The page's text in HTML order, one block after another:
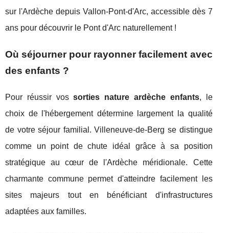
sur l'Ardèche depuis Vallon-Pont-d'Arc, accessible dès 7
ans pour découvrir le Pont d'Arc naturellement !
Où séjourner pour rayonner facilement avec
des enfants ?
Pour réussir vossorties nature ardèche enfants, le
choix de l'hébergement détermine largement la qualité
de votre séjour familial. Villeneuve-de-Berg se distingue
comme un point de chute idéal grâce à sa position
stratégique au cœur de l'Ardèche méridionale. Cette
charmante commune permet d'atteindre facilement les
sites majeurs tout en bénéficiant d'infrastructures
adaptées aux familles.